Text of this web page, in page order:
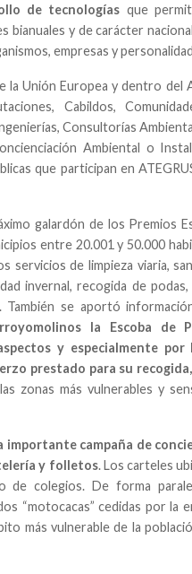
de tecnologías que
bianuales y de carácter
empresas y
la Unión Europea y dentro del
Cabildos,
Consultorías
Ambiental o
que participan en
galardón de los Premios
entre 20.001 y 50.000
de limpieza viaria,
invernal, recogida de
se aportó
la Escoba de
y especialmente por
prestado para su
zonas más vulnerables y
campaña de
y folletos. Los carteles
de colegios. De forma
“motocacas” cedidas por la
más vulnerable de la